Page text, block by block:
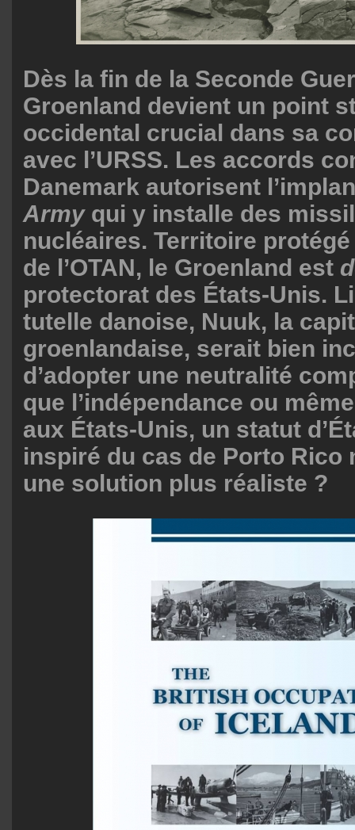
Dès la fin de la Seconde
Groenland devient un point
occidental crucial dans sa
avec l’URSS. Les accords
Danemark autorisent
Armyqui y installe des
nucléaires. Territoire
de l’OTAN, le Groenland est
protectorat des États-Unis.
tutelle danoise, Nuuk, la
groenlandaise, serait bien
d’adopter une neutralité
que l’indépendance ou
aux États-Unis, un statut
inspiré du cas de Porto Rico
une solution plus réaliste ?